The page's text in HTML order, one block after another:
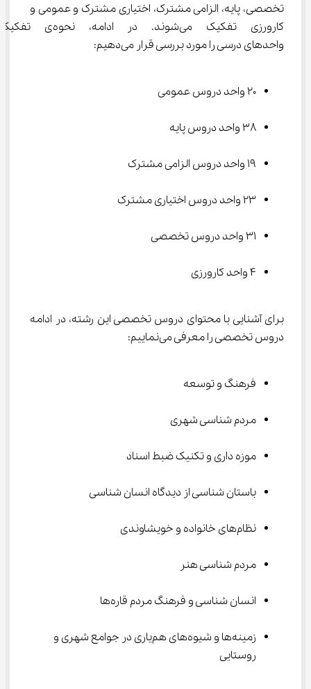
تخصصی، پایه، الزامی مشترک، اختیاری مشترک و عمومی و
کارورزی تفکیک می‌شوند. در
واحد‌های درسی را مورد بررسی قرار می‌دهیم:
20 واحد دروس عمومی
38 واحد دروس پایه
19 واحد دروس الزامی مشترک
23 واحد دروس اختیاری مشترک
31 واحد دروس تخصصی
4 واحد کارورزی
برای آشنایی با محتوای دروس تخصصی این رشته، در ادامه
دروس تخصصی را معرفی می‌نماییم:
فرهنگ و توسعه
مردم شناسی شهری
موزه داری و تکنیک ضبط اسناد
باستان شناسی از دیدگاه انسان شناسی
نظام‌های خانواده و خویشاوندی
مردم شناسی هنر
انسان شناسی و فرهنگ مردم قاره‌ها
زمینه‌ها و شیوه‌های هم‌یاری در جوامع شهری و
روستایی